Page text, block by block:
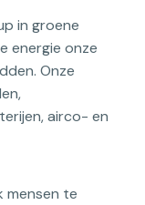
in groene
energie onze
Onze
airco- en
mensen te